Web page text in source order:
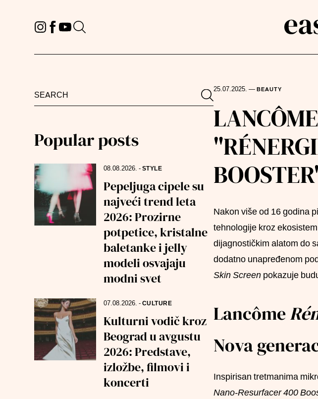
Search
Search
Popular posts
08.08.2026. - STYLE
Pepeljuga cipele su
najveći trend leta
2026: Prozirne
potpetice, kristalne
baletanke i jelly
modeli osvajaju
modni svet
07.08.2026. - CULTURE
Kulturni vodič kroz
Beograd u avgustu
2026: Predstave,
izložbe, filmovi i
koncerti
25.07.2025. — BEAUTY
Nakon više od 16 godina
tehnologije kroz
dijagnostičkim alatom do
dodatno unapređenom
Skin Screenpokazuje
Lancôme
Nova
Inspirisan tretmanima
Nano-Resurfacer 400